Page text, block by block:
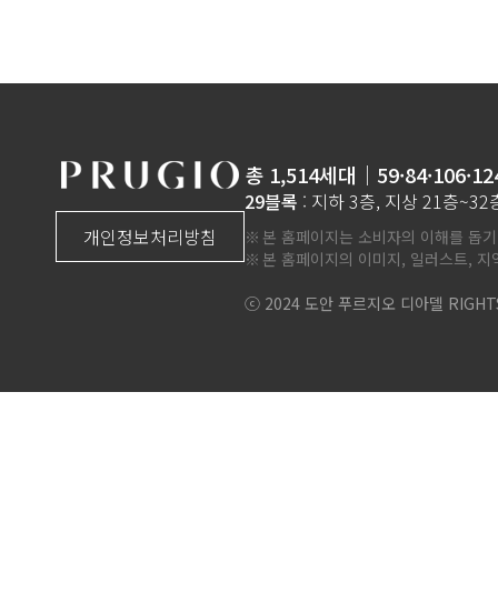
개인정보처리방침
총 1,514세대
29블록 : 지하 3층, 지상 21층
본 홈페이지는 소비자의 이해를 돕
본 홈페이지의 이미지, 일러스트,
ⓒ 2024 도안 푸르지오 디아델